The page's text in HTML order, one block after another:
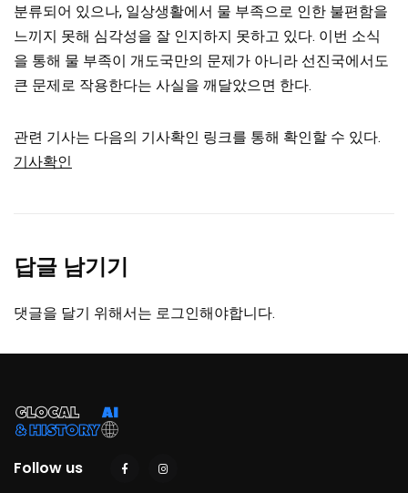
분류되어 있으나, 일상생활에서 물 부족으로 인한 불편함을
느끼지 못해 심각성을 잘 인지하지 못하고 있다. 이번 소식
을 통해 물 부족이 개도국만의 문제가 아니라 선진국에서도
큰 문제로 작용한다는 사실을 깨달았으면 한다.
관련 기사는 다음의 기사확인 링크를 통해 확인할 수 있다.
기사확인
답글 남기기
댓글을 달기 위해서는 로그인해야합니다.
Follow us